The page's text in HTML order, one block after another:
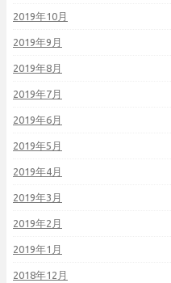
2019年10月
2019年9月
2019年8月
2019年7月
2019年6月
2019年5月
2019年4月
2019年3月
2019年2月
2019年1月
2018年12月